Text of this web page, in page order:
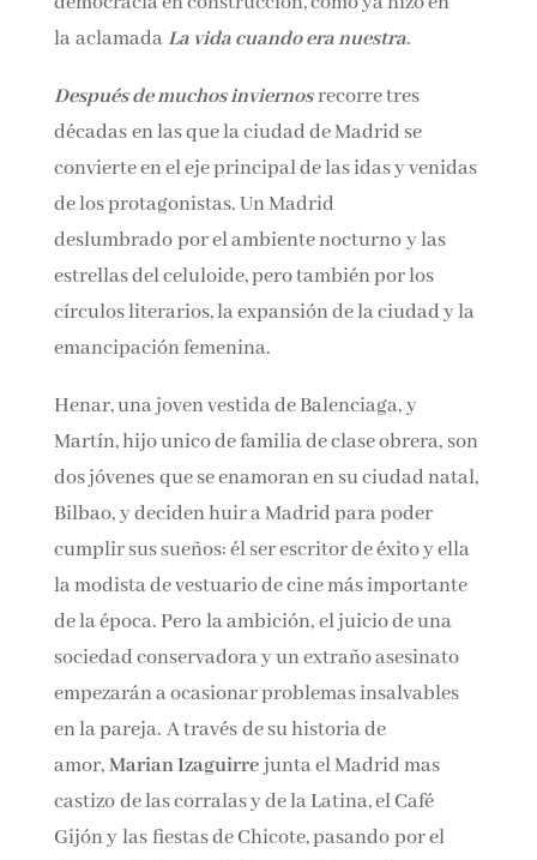
la aclamadaLa vida cuando era nuestra.
Después de muchos inviernosrecorre tres
décadas en las que la ciudad de Madrid se
convierte en el eje principal de las idas y venidas
de los protagonistas. Un Madrid
deslumbrado por el ambiente nocturno y las
estrellas del celuloide, pero también por los
círculos literarios, la expansión de la ciudad y la
emancipación femenina.
Henar, una joven vestida de Balenciaga, y
Martín, hijo unico de familia de clase obrera, son
dos jóvenes que se enamoran en su ciudad natal,
Bilbao, y deciden huir a Madrid para poder
cumplir sus sueños: él ser escritor de éxito y ella
la modista de vestuario de cine más importante
de la época. Pero la ambición, el juicio de una
sociedad conservadora y un extraño asesinato
empezarán a ocasionar problemas insalvables
en la pareja. A través de su historia de
amor,Marian Izaguirrejunta el Madrid mas
castizo de las corralas y de la Latina, el Café
Gijón y las fiestas de Chicote, pasando por el